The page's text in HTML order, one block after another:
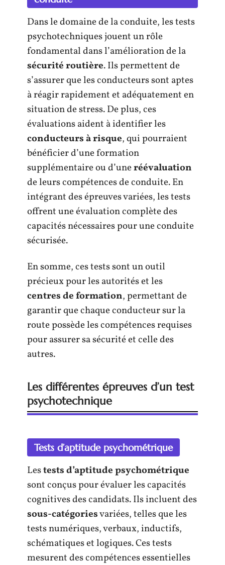
Dans le domaine de la conduite, les tests
psychotechniques jouent un rôle
fondamental dans l’amélioration de la
sécurité routière. Ils permettent de
s’assurer que les conducteurs sont aptes
à réagir rapidement et adéquatement en
situation de stress. De plus, ces
évaluations aident à identifier les
conducteurs à risque, qui pourraient
bénéficier d’une formation
supplémentaire ou d’uneréévaluation
de leurs compétences de conduite. En
intégrant des épreuves variées, les tests
offrent une évaluation complète des
capacités nécessaires pour une conduite
sécurisée.
En somme, ces tests sont un outil
précieux pour les autorités et les
centres de formation, permettant de
garantir que chaque conducteur sur la
route possède les compétences requises
pour assurer sa sécurité et celle des
autres.
Les différentes épreuves d’un test
psychotechnique
Tests d’aptitude psychométrique
Lestests d’aptitude psychométrique
sont conçus pour évaluer les capacités
cognitives des candidats. Ils incluent des
sous-catégoriesvariées, telles que les
tests numériques, verbaux, inductifs,
schématiques et logiques. Ces tests
mesurent des compétences essentielles